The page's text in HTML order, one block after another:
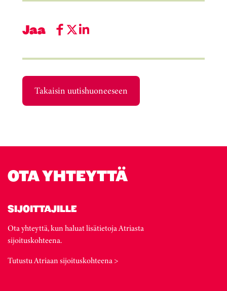
Jaa
Takaisin uutishuoneeseen
OTA YHTEYTTÄ
SIJOITTAJILLE
Ota yhteyttä, kun haluat lisätietoja Atriasta
sijoituskohteena.
Tutustu Atriaan sijoituskohteena >